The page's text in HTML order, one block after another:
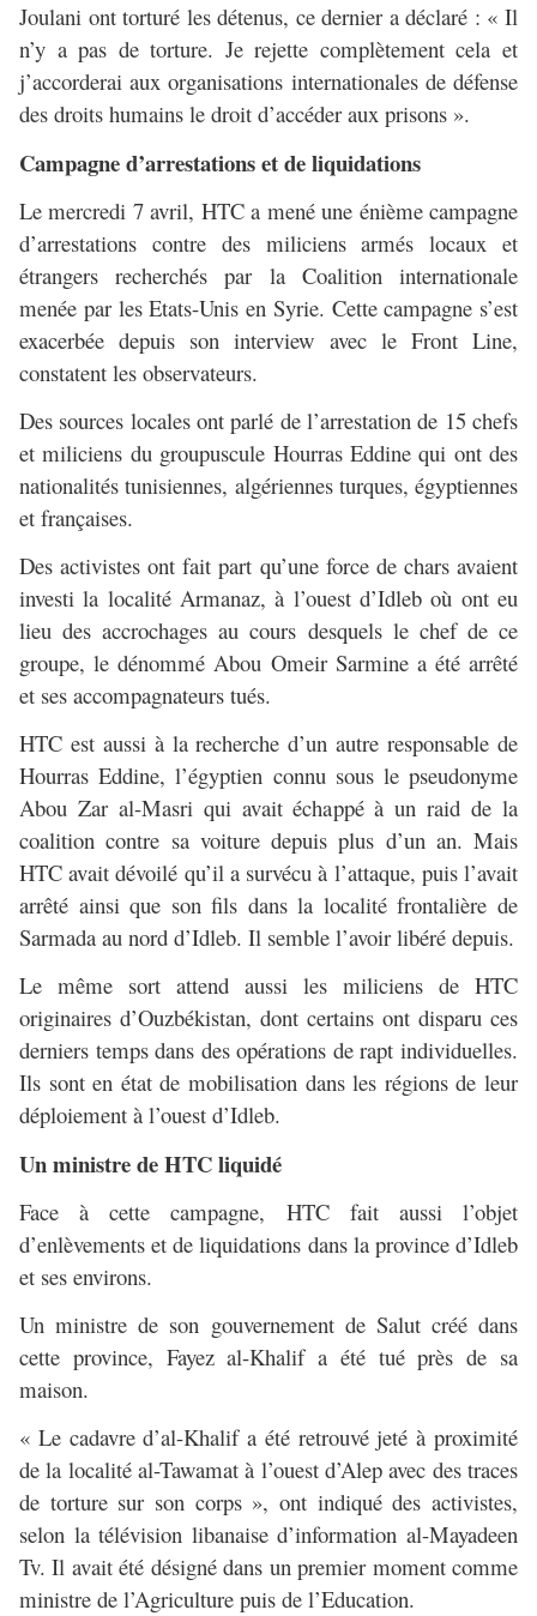
Joulani ont torturé les détenus, ce dernier a déclaré : « Il
n’y a pas de torture. Je rejette complètement cela et
j’accorderai aux organisations internationales de défense
des droits humains le droit d’accéder aux prisons ».
Campagne d’arrestations et de liquidations
Le mercredi 7 avril, HTC a mené une énième campagne
d’arrestations contre des miliciens armés locaux et
étrangers recherchés par la Coalition internationale
menée par les Etats-Unis en Syrie. Cette campagne s’est
exacerbée depuis son interview avec le Front Line,
constatent les observateurs.
Des sources locales ont parlé de l’arrestation de 15 chefs
et miliciens du groupuscule Hourras Eddine qui ont des
nationalités tunisiennes, algériennes turques, égyptiennes
et françaises.
Des activistes ont fait part qu’une force de chars avaient
investi la localité Armanaz, à l’ouest d’Idleb où ont eu
lieu des accrochages au cours desquels le chef de ce
groupe, le dénommé Abou Omeir Sarmine a été arrêté
et ses accompagnateurs tués.
HTC est aussi à la recherche d’un autre responsable de
Hourras Eddine, l’égyptien connu sous le pseudonyme
Abou Zar al-Masri qui avait échappé à un raid de la
coalition contre sa voiture depuis plus d’un an. Mais
HTC avait dévoilé qu’il a survécu à l’attaque, puis l’avait
arrêté ainsi que son fils dans la localité frontalière de
Sarmada au nord d’Idleb. Il semble l’avoir libéré depuis.
Le même sort attend aussi les miliciens de HTC
originaires d’Ouzbékistan, dont certains ont disparu ces
derniers temps dans des opérations de rapt individuelles.
Ils sont en état de mobilisation dans les régions de leur
déploiement à l’ouest d’Idleb.
Un ministre de HTC liquidé
Face à cette campagne, HTC fait aussi l’objet
d’enlèvements et de liquidations dans la province d’Idleb
et ses environs.
Un ministre de son gouvernement de Salut créé dans
cette province, Fayez al-Khalif a été tué près de sa
maison.
« Le cadavre d’al-Khalif a été retrouvé jeté à proximité
de la localité al-Tawamat à l’ouest d’Alep avec des traces
de torture sur son corps », ont indiqué des activistes,
selon la télévision libanaise d’information al-Mayadeen
Tv. Il avait été désigné dans un premier moment comme
ministre de l’Agriculture puis de l’Education.